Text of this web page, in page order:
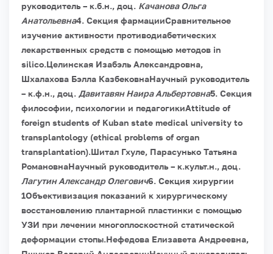
руководитель – к.б.н., доц. Качанова Ольга
Анатольевна4. Секция фармацииСравнительное
изучение активности противодиабетических
лекарственных средств с помощью методов in
siliсo.Целинская Изабэль Александровна,
Шхалахова Бэлла КазбековнаНаучный руководитель
– к.ф.н., доц. Давитавян Наира Альбертовна5. Секция
философии, психологии и педагогикиAttitude of
foreign students of Kuban state medical university to
transplantology (ethical problems of organ
transplantation).Шитал Гхуле, Парасунько Татьяна
РомановнаНаучный руководитель – к.культ.н., доц.
Лагутин Александр Олегович6. Секция хирургии
1Объективизация показаний к хирургическому
восстановлению плантарной пластинки с помощью
УЗИ при лечении многоплоскостной статической
деформации стопы.Нефедова Елизавета Андреевна,